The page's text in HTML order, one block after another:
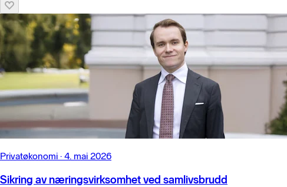
Privatøkonomi · 4. mai 2026
Sikring av næringsvirksomhet ved samlivsbrudd